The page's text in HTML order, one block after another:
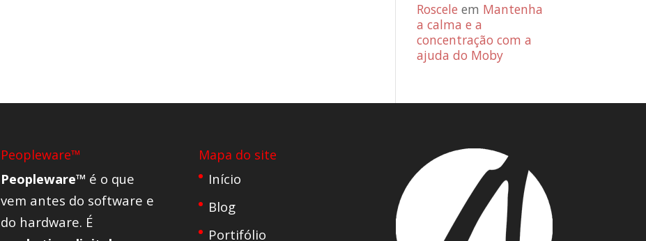
Roscele em Mantenha
a calma e a
concentração com a
ajuda do Moby
Peopleware™
Peopleware™ é o que
vem antes do software e
do hardware. É
Mapa do site
Início
Blog
Portifólio